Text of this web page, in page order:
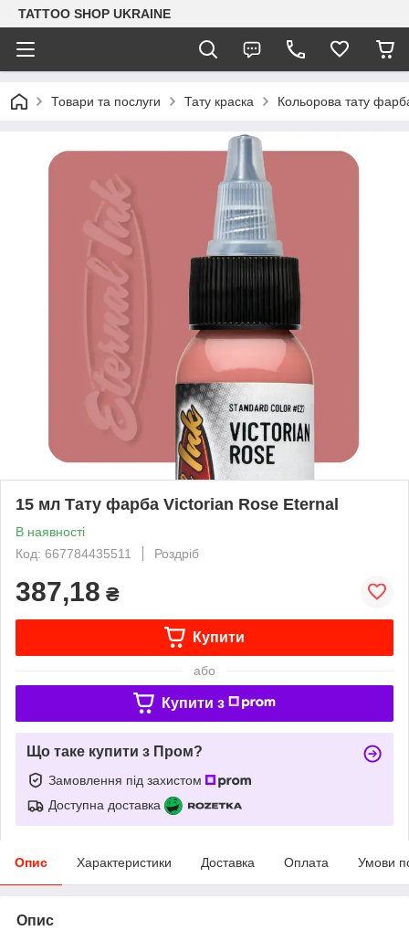
TATTOO SHOP UKRAINE
Товари та послуги Тату краска Кольорова тату
15 мл Тату фарба Victorian Rose Eternal
В наявності
Код: 667784435511
Роздріб
387,18 ₴
Купити
або
Купити з
Що таке купити з Пром?
Замовлення під захистом
Доступна доставка
Опис Характеристики Доставка Оплата Умови
Опис